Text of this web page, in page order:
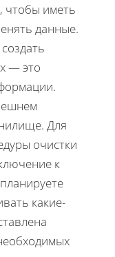
чтобы иметь
данные.
— это
Для
очистки
к
какие-